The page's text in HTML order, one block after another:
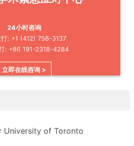
24小时咨询
打: +1 (412) 756-3137
: +86 191-2318-4284
立即在线咨询 >
University of Toronto